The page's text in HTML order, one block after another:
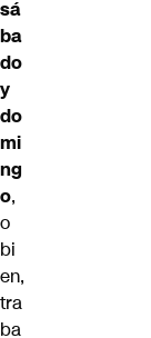
sá
ba
do
y
do
mi
ng
o,
o
bi
en,
tra
ba